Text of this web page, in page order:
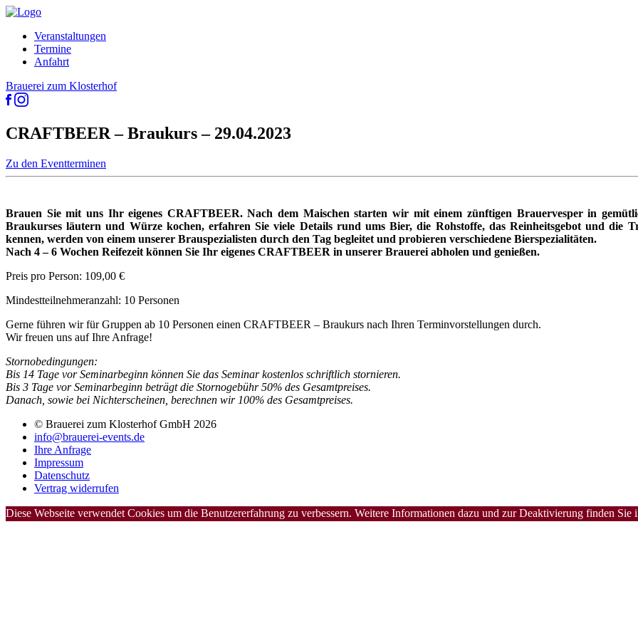
Veranstaltungen
Termine
Anfahrt
Brauerei zum Klosterhof
CRAFTBEER – Braukurs – 29.04.2023
Zu den Eventterminen
Brauen Sie mit uns Ihr eigenes CRAFTBEER. Nach dem Maischen starten wir mit einem zünftigen Brauervesper in
Braukurses läutern und Würze kochen, erfahren Sie viele Details rund ums Bier, die Rohstoffe, das Reinheitsgebot und die
kennen, werden von einem unserer Brauspezialisten durch den Tag begleitet und probieren verschiedene Bierspezialitäten.
Nach 4 – 6 Wochen Reifezeit können Sie Ihr eigenes CRAFTBEER in unserer Brauerei abholen und genießen.
Preis pro Person: 109,00 €
Mindestteilnehmeranzahl: 10 Personen
Gerne führen wir für Gruppen ab 10 Personen einen CRAFTBEER – Braukurs nach Ihren Terminvorstellungen durch.
Wir freuen uns auf Ihre Anfrage!
Stornobedingungen:
Bis 14 Tage vor Seminarbeginn können Sie das Seminar kostenlos schriftlich stornieren.
Bis 3 Tage vor Seminarbeginn beträgt die Stornogebühr 50% des Gesamtpreises.
Danach, sowie bei Nichterscheinen, berechnen wir 100% des Gesamtpreises.
© Brauerei zum Klosterhof GmbH 2026
info@brauerei-events.de
Ihre Anfrage
Impressum
Datenschutz
Vertrag widerrufen
Diese Webseite verwendet Cookies um die Benutzererfahrung zu verbessern. Weitere Informationen dazu und zur Deaktivierung finden Sie